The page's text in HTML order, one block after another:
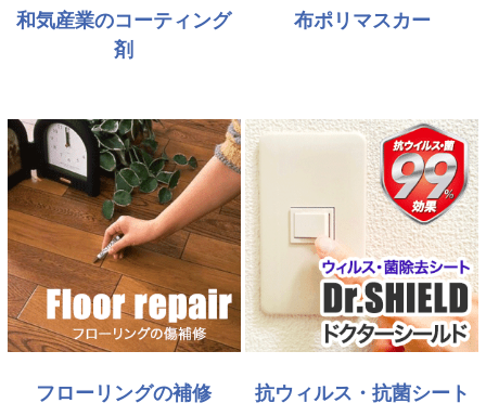
和気産業のコーティング
剤
布ポリマスカー
フローリングの補修 抗ウィルス・抗菌シート